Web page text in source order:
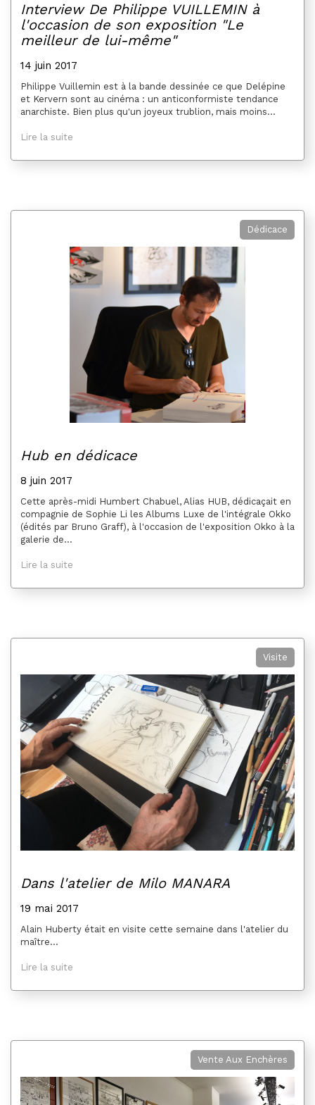
Interview De Philippe VUILLEMIN à
l'occasion de son exposition "Le
meilleur de lui-même"
14 juin 2017
Philippe Vuillemin est à la bande dessinée ce que Delépine
et Kervern sont au cinéma : un anticonformiste tendance
anarchiste. Bien plus qu'un joyeux trublion, mais moins...
Lire la suite
Dédicace
Hub en dédicace
8 juin 2017
Cette après-midi Humbert Chabuel, Alias HUB, dédicaçait en
compagnie de Sophie Li les Albums Luxe de l'intégrale Okko
(édités par Bruno Graff), à l'occasion de l'exposition Okko à la
galerie de...
Lire la suite
Visite
Dans l'atelier de Milo MANARA
19 mai 2017
Alain Huberty était en visite cette semaine dans l'atelier du
maître...
Lire la suite
Vente Aux Enchères